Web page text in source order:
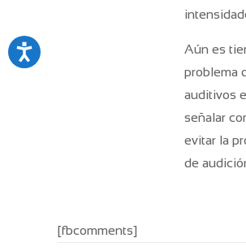
Aún es
problema
auditivos
señalar
evitar la
de
[fbcomments]